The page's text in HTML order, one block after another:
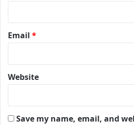
Email *
Website
Save my name, email, and